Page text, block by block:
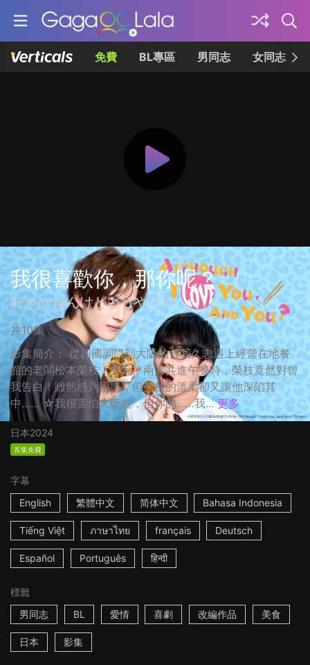
免費 BL專區 男同志 女同志
我很喜歡你，那你呢？
好きやねんけどどうやろか
共10集
影集簡介： 從四國調職到大阪的曾我久志遇上經營在地餐
館的老闆松本榮枝，某天，兩人共進午餐時，榮枝竟然對曾
我告白！雖然感到困惑，但榮枝的溫柔卻又讓他深陷其
中…… ☆我很害怕大阪腔，但你的……我... 更多
日本2024
首集免費
字幕
English
繁體中文 简体中文 Bahasa Indonesia
Tiếng Việt ภาษาไทย français Deutsch
Español Português हिन्दी
標籤
男同志
BL 愛情 喜劇 改編作品 美食
日本 影集